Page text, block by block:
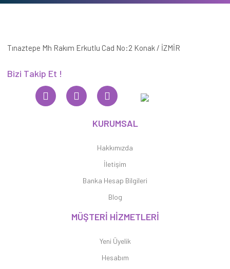
Tınaztepe Mh Rakım Erkutlu Cad No:2 Konak / İZMİR
Bizi Takip Et !
KURUMSAL
Hakkımızda
İletişim
Banka Hesap Bilgileri
Blog
MÜŞTERİ HİZMETLERİ
Yeni Üyelik
Hesabım